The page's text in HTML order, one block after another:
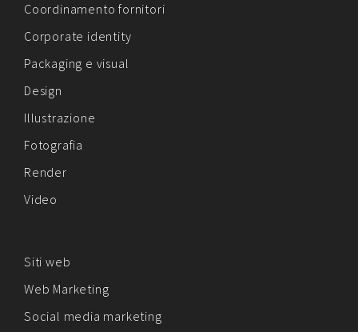
Coordinamento fornitori
Corporate identity
Packaging e visual
Design
Illustrazione
Fotografia
Render
Video
Siti web
Web Marketing
Social media marketing